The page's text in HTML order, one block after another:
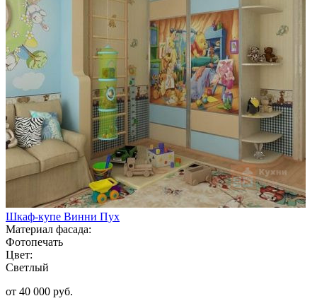
Шкаф-купе Винни Пух
Материал фасада:
Фотопечать
Цвет:
Светлый
от 40 000 руб.